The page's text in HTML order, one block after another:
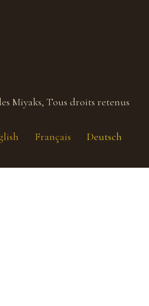
Miyaks, Tous droits retenus
Français Deutsch